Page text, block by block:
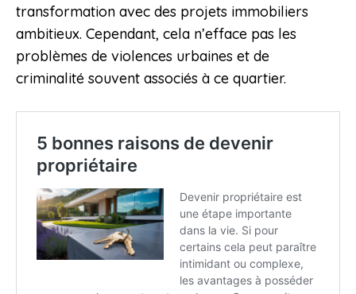
transformation avec des projets immobiliers
ambitieux. Cependant, cela n’efface pas les
problèmes de violences urbaines et de
criminalité souvent associés à ce quartier.